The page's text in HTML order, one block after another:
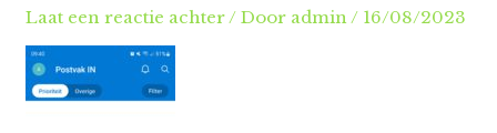
Laat een reactie achter / Door admin / 16/08/2023